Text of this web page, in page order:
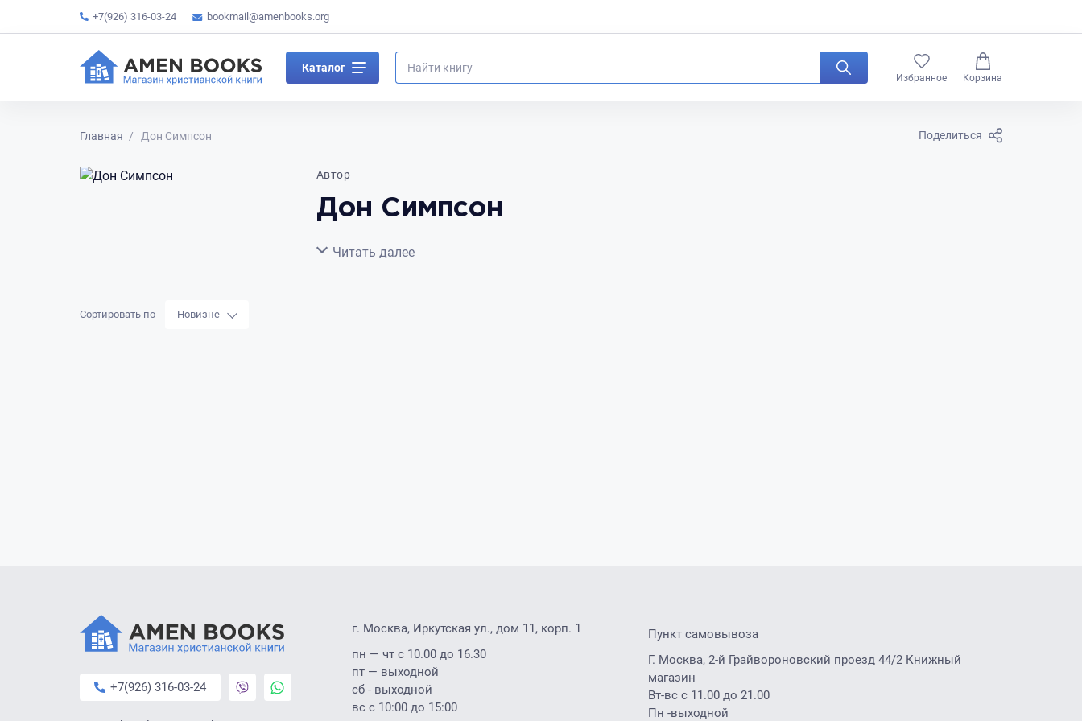
+7(926) 316-03-24 bookmail@amenbooks.org
Каталог
Избранное Корзина
Главная Дон Симпсон Поделиться
Автор
Дон Симпсон
Свернуть
Читать далее
Сортировать по Новизне
+7(926) 316-03-24
г. Москва, Иркутская ул., дом 11, корп. 1
пн — чт с 10.00 до 16.30
пт — выходной
сб - выходной
вс с 10:00 до 15:00
Пункт самовывоза
Г. Москва, 2-й Грайвороновский проезд 44/2 Книжный
магазин
Вт-вс с 11.00 до 21.00
Пн -выходной